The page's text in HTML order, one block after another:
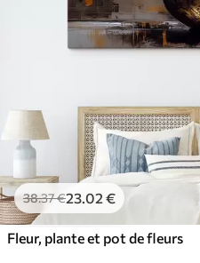
38.37€23.02 €
Fleur, plante et pot de fleurs